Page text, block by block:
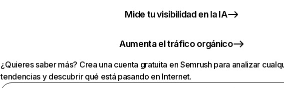
Mide tu visibilidad en la IA
Aumenta el tráfico orgánico
¿Quieres saber más? Crea una cuenta gratuita en Semrush para analizar
tendencias y descubrir qué está pasando en Internet.